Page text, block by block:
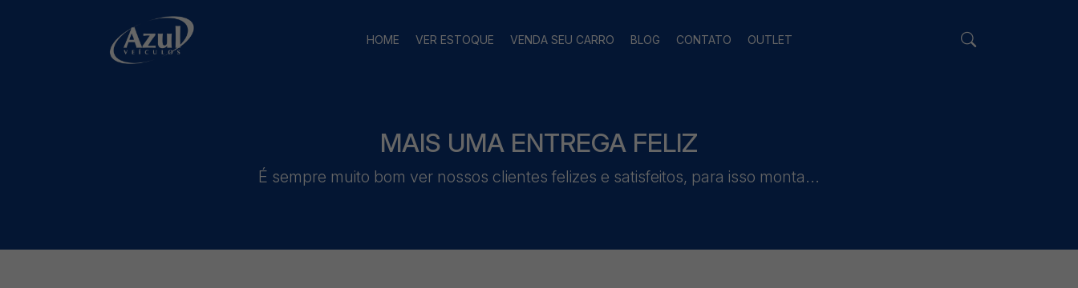
HOME VER ESTOQUE VENDA SEU CARRO BLOG CONTATO OUTLET
MAIS UMA ENTREGA FELIZ
É sempre muito bom ver nossos clientes felizes e satisfeitos, para isso monta...